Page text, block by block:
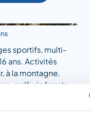
sportifs, multi-
ans. Activités
à la montagne.
golf, via ferrata,